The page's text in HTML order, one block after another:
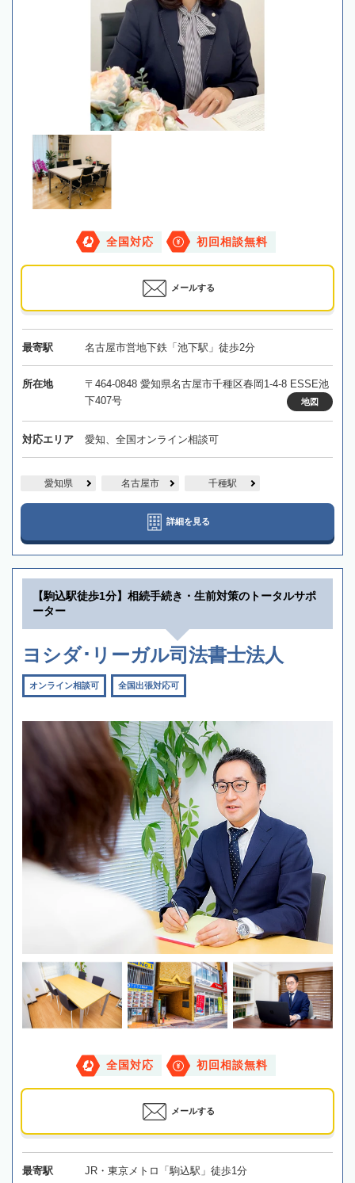
全国対応 初回相談無料
メールする
最寄駅 名古屋市営地下鉄「池下駅」徒歩2分
所在地
〒464-0848 愛知県名古屋市千種区春岡1-4-8 ESSE池
下407号
地図
対応エリア 愛知、全国オンライン相談可
愛知県 名古屋市 千種駅
詳細を見る
【駒込駅徒歩1分】相続手続き・生前対策のトータルサポ
ーター
ヨシダ･リーガル司法書士法人
オンライン相談可 全国出張対応可
全国対応 初回相談無料
メールする
最寄駅 JR・東京メトロ「駒込駅」徒歩1分